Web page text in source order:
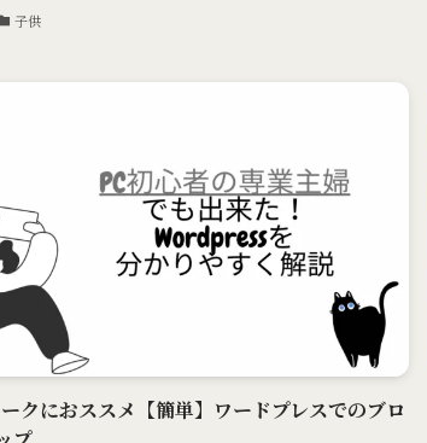
子供
クにおススメ【簡単】ワードプレスでのブロ